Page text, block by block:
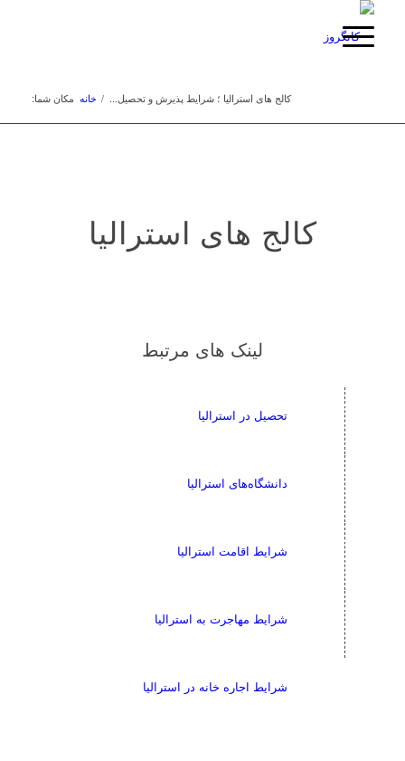
مکان شما: خانه / کالج‌ های استرالیا ؛ شرایط پذیرش و تحصیل...
کالج‌ های استرالیا
لینک های مرتبط
تحصیل در استرالیا
دانشگاه‌های استرالیا
شرایط اقامت استرالیا
شرایط مهاجرت به استرالیا
شرایط اجاره خانه در استرالیا